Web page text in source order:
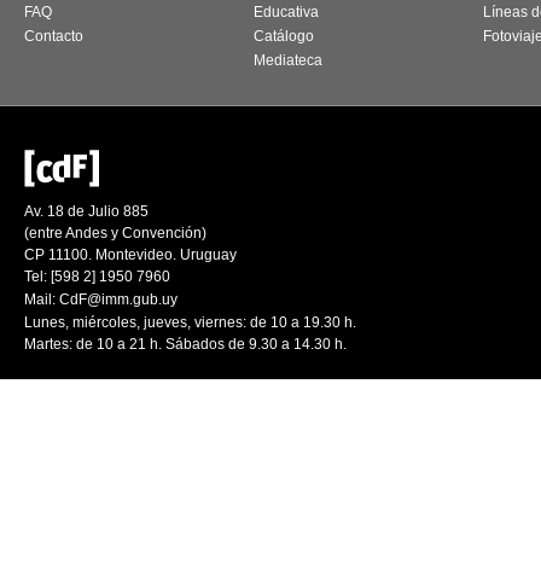
FAQ
Contacto
Educativa
Catálogo
Mediateca
Líneas
Av. 18 de Julio 885
(entre Andes y Convención)
CP 11100. Montevideo. Uruguay
Tel: [598 2] 1950 7960
Mail: CdF@imm.gub.uy
Lunes, miércoles, jueves, viernes: de 10 a 19.30 h.
Martes: de 10 a 21 h. Sábados de 9.30 a 14.30 h.